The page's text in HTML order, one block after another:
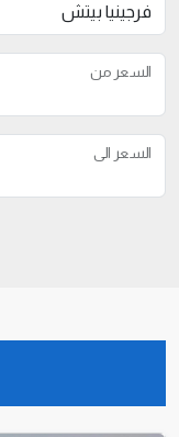
السعر من
السعر الى